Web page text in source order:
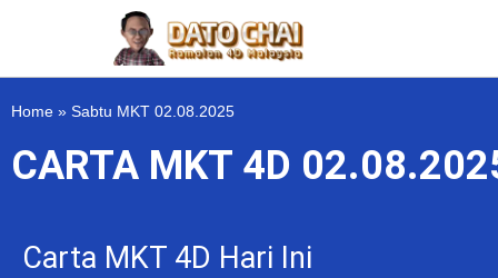
Home » Sabtu MKT 02.08.2025
CARTA MKT 4D
Carta MKT 4D Hari Ini